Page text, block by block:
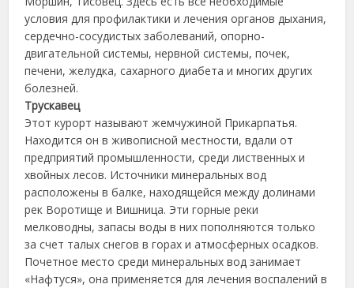
условия для профилактики и лечения органов дыхания,
сердечно-сосудистых заболеваний, опорно-
двигательной системы, нервной системы, почек,
печени, желудка, сахарного диабета и многих других
болезней.
Трускавец
Этот курорт называют жемчужиной Прикарпатья.
Находится он в живописной местности, вдали от
предприятий промышленности, среди лиственных и
хвойных лесов. Источники минеральных вод
расположены в балке, находящейся между долинами
рек Воротище и Вишница. Эти горные реки
мелководны, запасы воды в них пополняются только
за счет талых снегов в горах и атмосферных осадков.
Почетное место среди минеральных вод занимает
«Нафтуся», она применяется для лечения воспалений в